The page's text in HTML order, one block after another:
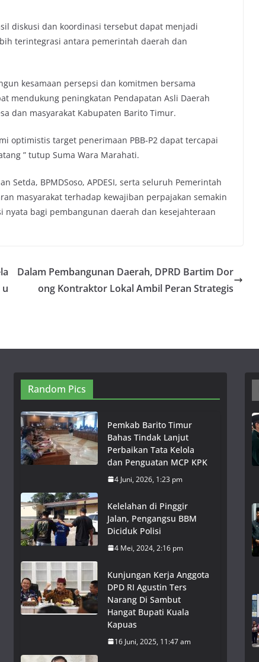
diskusi dan koordinasi tersebut dapat menjadi
terintegrasi antara pemerintah daerah dan
kesamaan persepsi dan komitmen bersama
mendukung peningkatan Pendapatan Asli Daerah
dan masyarakat Kabupaten Barito Timur.
optimistis target penerimaan PBB-P2 dapat tercapai
” tutup Suma Wara Marahati.
Setda, BPMDSoso, APDESI, serta seluruh Pemerintah
masyarakat terhadap kewajiban perpajakan semakin
bagi pembangunan daerah dan kesejahteraan
Dalam Pembangunan Daerah, DPRD Bartim Dor
ong Kontraktor Lokal Ambil Peran Strategis
Random Pics
Pemkab Barito Timur
Bahas Tindak Lanjut
Perbaikan Tata Kelola
dan Penguatan MCP KPK
4 Juni, 2026, 1:23 pm
Kelelahan di Pinggir
Jalan, Pengangsu BBM
Diciduk Polisi
4 Mei, 2024, 2:16 pm
Kunjungan Kerja Anggota
DPD RI Agustin Ters
Narang Di Sambut
Hangat Bupati Kuala
Kapuas
16 Juni, 2025, 11:47 am